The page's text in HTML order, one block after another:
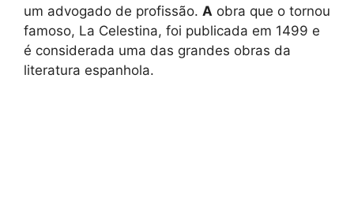
um advogado de profissão. A obra que o tornou
famoso, La Celestina, foi publicada em 1499 e
é considerada uma das grandes obras da
literatura espanhola.